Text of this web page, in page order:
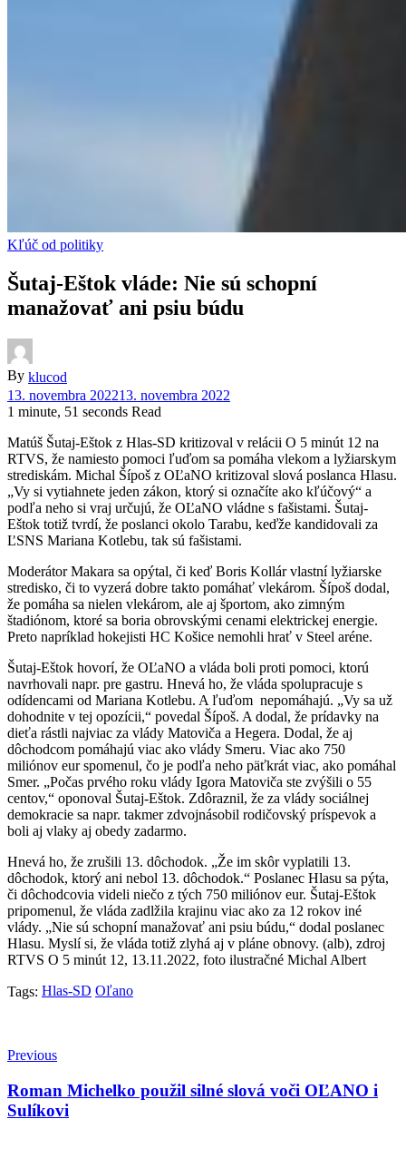
Kľúč od politiky
Šutaj-Eštok vláde: Nie sú schopní
manažovať ani psiu búdu
By klucod
13. novembra 202213. novembra 2022
1 minute, 51 seconds Read
Matúš Šutaj-Eštok z Hlas-SD kritizoval v relácii O 5 minút 12 na
RTVS, že namiesto pomoci ľuďom sa pomáha vlekom a lyžiarskym
strediskám. Michal Šípoš z OĽaNO kritizoval slová poslanca Hlasu.
„Vy si vytiahnete jeden zákon, ktorý si označíte ako kľúčový“ a
podľa neho si vraj určujú, že OĽaNO vládne s fašistami. Šutaj-
Eštok totiž tvrdí, že poslanci okolo Tarabu, keďže kandidovali za
ĽSNS Mariana Kotlebu, tak sú fašistami.
Moderátor Makara sa opýtal, či keď Boris Kollár vlastní lyžiarske
stredisko, či to vyzerá dobre takto pomáhať vlekárom. Šípoš dodal,
že pomáha sa nielen vlekárom, ale aj športom, ako zimným
štadiónom, ktoré sa boria obrovskými cenami elektrickej energie.
Preto napríklad hokejisti HC Košice nemohli hrať v Steel aréne.
Šutaj-Eštok hovorí, že OĽaNO a vláda boli proti pomoci, ktorú
navrhovali napr. pre gastru. Hnevá ho, že vláda spolupracuje s
odídencami od Mariana Kotlebu. A ľuďom nepomáhajú. „Vy sa už
dohodnite v tej opozícii,“ povedal Šípoš. A dodal, že prídavky na
dieťa rástli najviac za vlády Matoviča a Hegera. Dodal, že aj
dôchodcom pomáhajú viac ako vlády Smeru. Viac ako 750
miliónov eur spomenul, čo je podľa neho päťkrát viac, ako pomáhal
Smer. „Počas prvého roku vlády Igora Matoviča ste zvýšili o 55
centov,“ oponoval Šutaj-Eštok. Zdôraznil, že za vlády sociálnej
demokracie sa napr. takmer zdvojnásobil rodičovský príspevok a
boli aj vlaky aj obedy zadarmo.
Hnevá ho, že zrušili 13. dôchodok. „Že im skôr vyplatili 13.
dôchodok, ktorý ani nebol 13. dôchodok.“ Poslanec Hlasu sa pýta,
či dôchodcovia videli niečo z tých 750 miliónov eur. Šutaj-Eštok
pripomenul, že vláda zadlžila krajinu viac ako za 12 rokov iné
vlády. „Nie sú schopní manažovať ani psiu búdu,“ dodal poslanec
Hlasu. Myslí si, že vláda totiž zlyhá aj v pláne obnovy. (alb), zdroj
RTVS O 5 minút 12, 13.11.2022, foto ilustračné Michal Albert
Tags: Hlas-SD Oľano
Previous
Roman Michelko použil silné slová voči OĽANO i
Sulíkovi